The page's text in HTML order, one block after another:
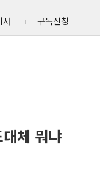
사 구독신청
체 뭐냐